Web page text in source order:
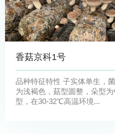
香菇京科1号
品种特征特性 子实体单生，菌盖颜色
为浅褐色，菇型圆整，朵型为
型，在30-32℃高温环境...